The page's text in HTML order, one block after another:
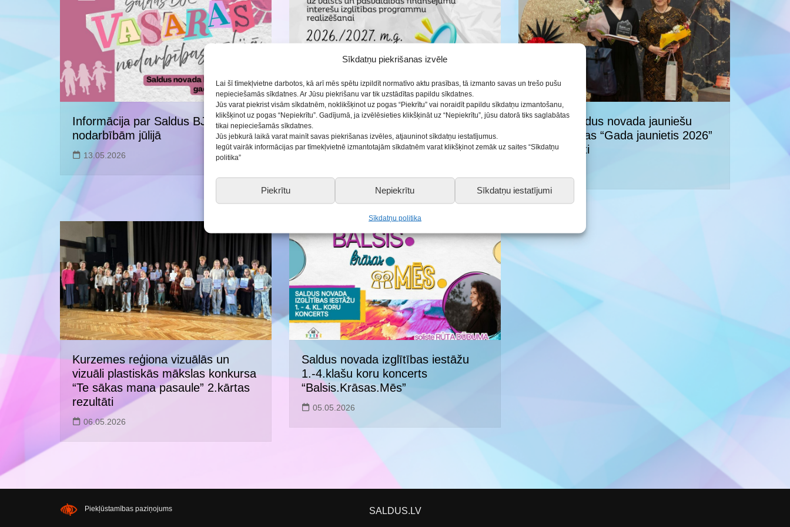
Sīkdatņu piekrišanas izvēle
Lai šī tīmekļvietne darbotos, kā arī mēs spētu izpildīt normatīvo aktu prasības, tā izmanto savas un trešo pušu
nepieciešamās sīkdatnes. Ar Jūsu piekrišanu var tik uzstādītas papildu sīkdatnes.
Jūs varat piekrist visām sīkdatnēm, noklikšķinot uz pogas “Piekrītu” vai noraidīt papildu sīkdatņu izmantošanu,
klikšķinot uz pogas “Nepiekrītu”. Gadījumā, ja izvēlēsieties klikšķināt uz “Nepiekrītu”, jūsu datorā tiks saglabātas
tikai nepieciešamās sīkdatnes.
Jūs jebkurā laikā varat mainīt savas piekrišanas izvēles, atjauninot sīkdatņu iestatījumus.
Iegūt vairāk informācijas par tīmekļvietnē izmantotajām sīkdatnēm varat klikšķinot zemāk uz saites “Sīkdatņu
politika”
Piekrītu Nepiekrītu Sīkdatņu iestatījumi
Sīkdatņu politika
Saldus BJC interešu
izglītības programmu
realizācija pirmsskolās
Konkursu un pasākumu
nolikumi
Informācija par Saldus BJC vasaras
nodarbībām jūlijā
13.05.2026
Izsludināta pieteikšanās uz valsts
un pašvaldības finansējumu
interešu izglītības programmu
Sveikti Saldus novada jauniešu
Gada balvas “Gada jaunietis 2026”
pretendenti
Kurzemes reģiona vizuālās un
vizuāli plastiskās mākslas konkursa
“Te sākas mana pasaule” 2.kārtas
rezultāti
06.05.2026
Saldus novada izglītības iestāžu
1.-4.klašu koru koncerts
“Balsis.Krāsas.Mēs”
05.05.2026
Piekļūstamības paziņojums SALDUS.LV